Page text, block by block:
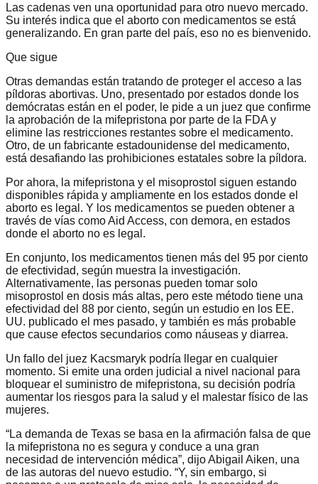
Las cadenas ven una oportunidad para otro nuevo mercado.
Su interés indica que el aborto con medicamentos se está
generalizando. En gran parte del país, eso no es bienvenido.
Que sigue
Otras demandas están tratando de proteger el acceso a las
píldoras abortivas. Uno, presentado por estados donde los
demócratas están en el poder, le pide a un juez que confirme
la aprobación de la mifepristona por parte de la FDA y
elimine las restricciones restantes sobre el medicamento.
Otro, de un fabricante estadounidense del medicamento,
está desafiando las prohibiciones estatales sobre la píldora.
Por ahora, la mifepristona y el misoprostol siguen estando
disponibles rápida y ampliamente en los estados donde el
aborto es legal. Y los medicamentos se pueden obtener a
través de vías como Aid Access, con demora, en estados
donde el aborto no es legal.
En conjunto, los medicamentos tienen más del 95 por ciento
de efectividad, según muestra la investigación.
Alternativamente, las personas pueden tomar solo
misoprostol en dosis más altas, pero este método tiene una
efectividad del 88 por ciento, según un estudio en los EE.
UU. publicado el mes pasado, y también es más probable
que cause efectos secundarios como náuseas y diarrea.
Un fallo del juez Kacsmaryk podría llegar en cualquier
momento. Si emite una orden judicial a nivel nacional para
bloquear el suministro de mifepristona, su decisión podría
aumentar los riesgos para la salud y el malestar físico de las
mujeres.
“La demanda de Texas se basa en la afirmación falsa de que
la mifepristona no es segura y conduce a una gran
necesidad de intervención médica”, dijo Abigail Aiken, una
de las autoras del nuevo estudio. “Y, sin embargo, si